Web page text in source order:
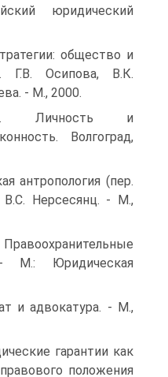
юридический
общество и
Осипова, В.К.
- М., 2000.
Личность и
Волгоград,
антропология (пер.
Нерсесянц. - М.,
Юридическая
и адвокатура. - М.,
гарантии как
положения